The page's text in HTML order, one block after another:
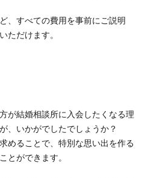
、すべての費用を事前にご説明
ただけます。
が結婚相談所に入会したくなる理
、いかがでしたでしょうか？
めることで、特別な思い出を作る
とができます。